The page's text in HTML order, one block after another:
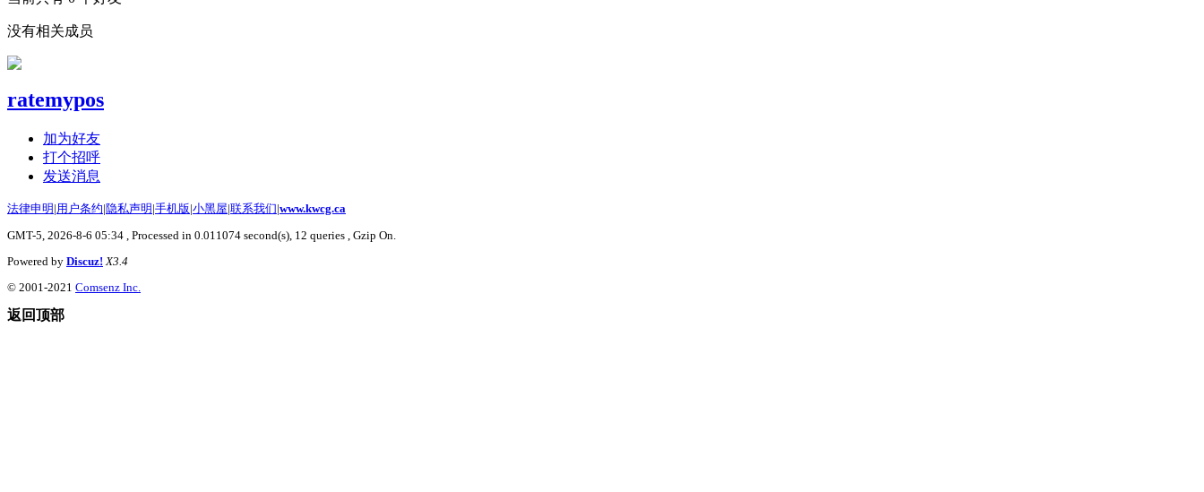
没有相关成员
ratemypos
加为好友
打个招呼
发送消息
法律申明|用户条约|隐私声明|手机版|小黑屋|联系我们|www.kwcg.ca
GMT-5, 2026-8-6 05:34 , Processed in 0.011074 second(s), 12 queries , Gzip On.
Powered by Discuz! X3.4
© 2001-2021 Comsenz Inc.
返回顶部